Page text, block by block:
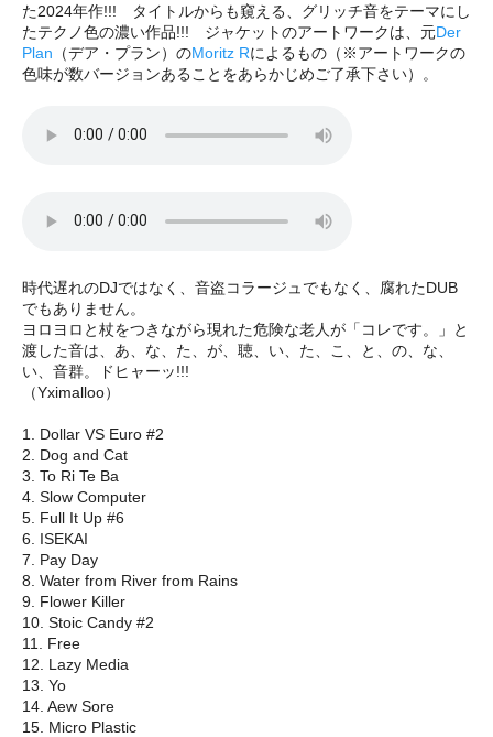
た2024年作!!! タイトルからも窺える、グリッチ音をテーマにし
たテクノ色の濃い作品!!! ジャケットのアートワークは、元Der
Plan （デア・プラン）のMoritz Rによるもの（※アートワークの
色味が数バージョンあることをあらかじめご了承下さい）。
時代遅れのDJではなく、音盗コラージュでもなく、腐れたDUB
でもありません。
ヨロヨロと杖をつきながら現れた危険な老人が「コレです。」と
渡した音は、あ、な、た、が、聴、い、た、こ、と、の、な、
い、音群。ドヒャーッ!!!
（Yximalloo）
1. Dollar VS Euro #2
2. Dog and Cat
3. To Ri Te Ba
4. Slow Computer
5. Full It Up #6
6. ISEKAI
7. Pay Day
8. Water from River from Rains
9. Flower Killer
10. Stoic Candy #2
11. Free
12. Lazy Media
13. Yo
14. Aew Sore
15. Micro Plastic